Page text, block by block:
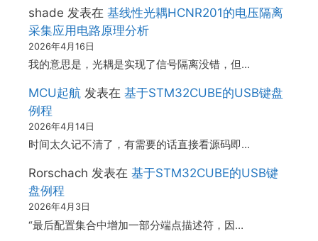
shade 发表在 基线性光耦HCNR201的电压隔离
采集应用电路原理分析
2026年4月16日
我的意思是，光耦是实现了信号隔离没错，但…
MCU起航 发表在 基于STM32CUBE的USB键盘
例程
2026年4月14日
时间太久记不清了，有需要的话直接看源码即…
Rorschach 发表在 基于STM32CUBE的USB键
盘例程
2026年4月3日
“最后配置集合中增加一部分端点描述符，因…